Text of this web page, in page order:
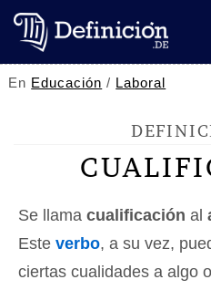
En Educación / Laboral
Se llama cualificación al
Este verbo, a su vez,
ciertas cualidades a algo